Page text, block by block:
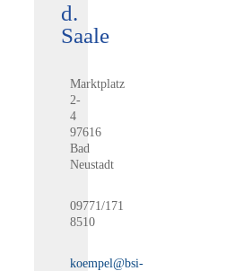
d.
Saale
Marktplatz
2-
4
97616
Bad
Neustadt
09771/171
8510
koempel@bsi-